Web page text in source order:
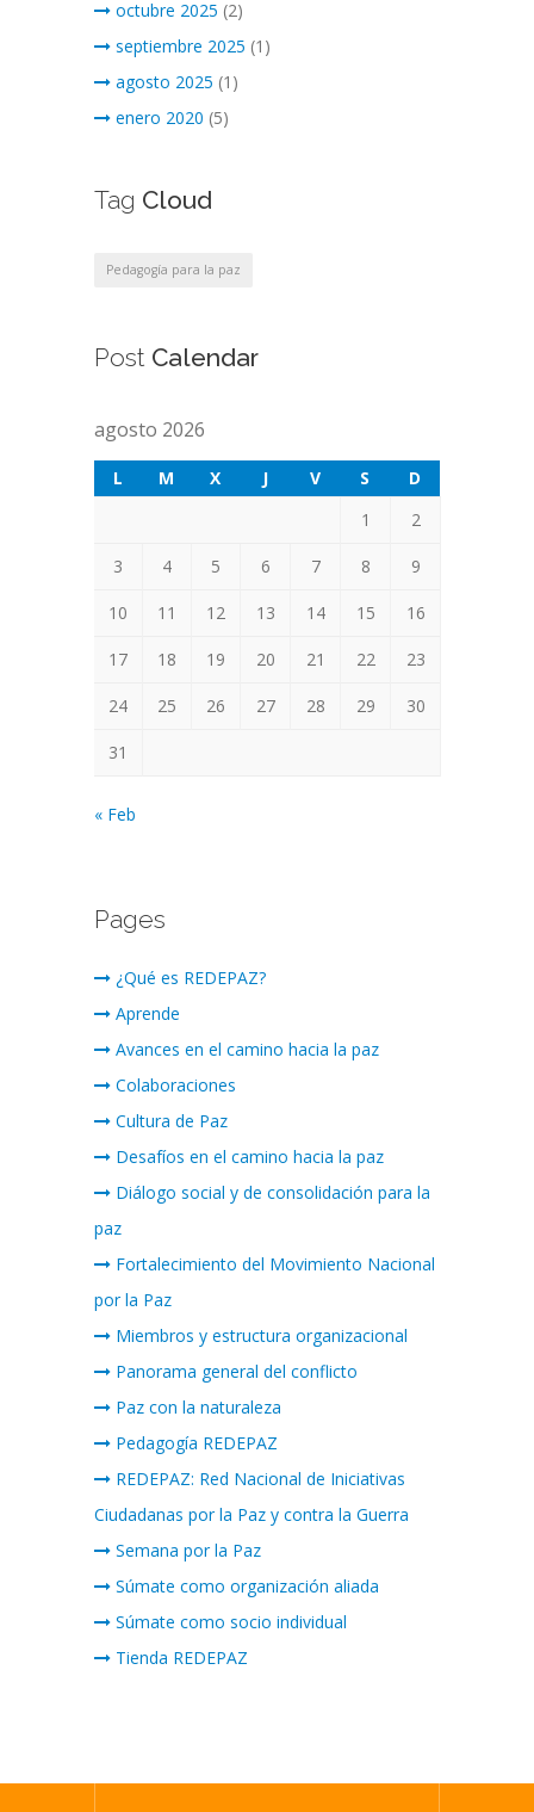
octubre 2025 (2)
septiembre 2025 (1)
agosto 2025 (1)
enero 2020 (5)
Tag Cloud
Pedagogía para la paz
Post Calendar
agosto 2026
L M X J V S
D
1
2
3 4 5 6 7 8 9
10 11 12 13 14 15 16
17 18 19 20 21 22 23
24 25 26 27 28 29 30
31
« Feb
Pages
¿Qué es REDEPAZ?
Aprende
Avances en el camino hacia la paz
Colaboraciones
Cultura de Paz
Desafíos en el camino hacia la paz
Diálogo social y de consolidación para la
paz
Fortalecimiento del Movimiento Nacional
por la Paz
Miembros y estructura organizacional
Panorama general del conflicto
Paz con la naturaleza
Pedagogía REDEPAZ
REDEPAZ: Red Nacional de Iniciativas
Ciudadanas por la Paz y contra la Guerra
Semana por la Paz
Súmate como organización aliada
Súmate como socio individual
Tienda REDEPAZ